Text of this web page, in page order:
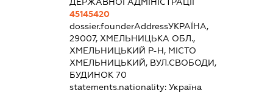
45145420
dossier.founderAddressУКРАЇНА,
29007, ХМЕЛЬНИЦЬКА ОБЛ.,
ХМЕЛЬНИЦЬКИЙ Р-Н, МІСТО
ХМЕЛЬНИЦЬКИЙ, ВУЛ.СВОБОДИ,
БУДИНОК 70
statements.nationality:Україна